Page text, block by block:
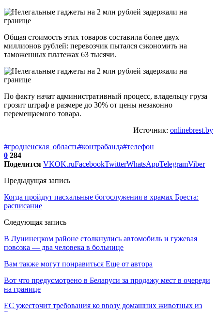
Общая стоимость этих товаров составила более двух
миллионов рублей: перевозчик пытался сэкономить на
таможенных платежах 63 тысячи.
По факту начат административный процесс, владельцу груза
грозит штраф в размере до 30% от цены незаконно
перемещаемого товара.
Источник: onlinebrest.by
#гродненская_область#контрабанда#телефон
0 284
Поделится VKOK.ruFacebookTwitterWhatsAppTelegramViber
Предыдущая запись
Когда пройдут пасхальные богослужения в храмах Бреста:
расписание
Следующая запись
В Лунинецком районе столкнулись автомобиль и гужевая
повозка — два человека в больнице
Вам также могут понравиться Еще от автора
Вот что предусмотрено в Беларуси за продажу мест в очереди
на границе
ЕС ужесточит требования ко ввозу домашних животных из